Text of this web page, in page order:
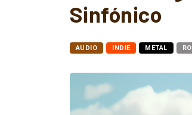
Sinfónico
AUDIO INDIE METAL